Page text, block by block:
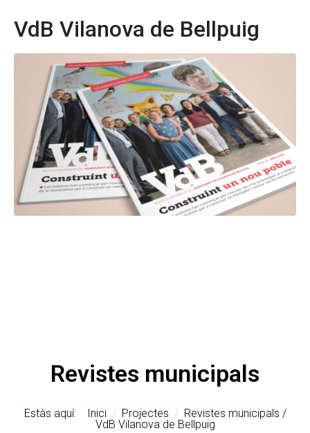
VdB Vilanova de Bellpuig
Revistes municipals
Estàs aquí: Inici / Projectes /Revistes municipals /
VdB Vilanova de Bellpuig